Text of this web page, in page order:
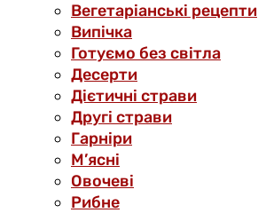
Вегетаріанські рецепти
Випічка
Готуємо без світла
Десерти
Дієтичні страви
Другі страви
Гарніри
М’ясні
Овочеві
Рибне